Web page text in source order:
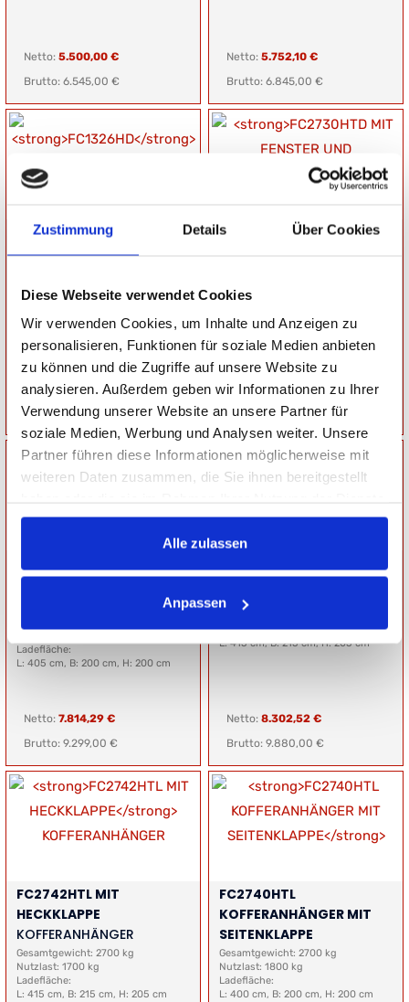
Zustimmung Details Über Cookies
Diese Webseite verwendet Cookies
Wir verwenden Cookies, um Inhalte und Anzeigen zu
personalisieren, Funktionen für soziale Medien anbieten
zu können und die Zugriffe auf unsere Website zu
analysieren. Außerdem geben wir Informationen zu Ihrer
Verwendung unserer Website an unsere Partner für
soziale Medien, Werbung und Analysen weiter. Unsere
Partner führen diese Informationen möglicherweise mit
weiteren Daten zusammen, die Sie ihnen bereitgestellt
gesammelt haben.
Alle zulassen
Anpassen
Netto: 5.500,00 €
Brutto: 6.545,00 €
Netto: 5.752,10 €
Brutto: 6.845,00 €
FC1326HD
KOFFERANHÄNGER MIT 3
Gesamtgewicht: 1300 kg
Ladefläche:
Netto:5.941,18 €
Brutto: 7.070,00 €
FC2730HTD MIT FENSTER
HOCHLADER
Gesamtgewicht: 2700 kg
Ladefläche:
L: 300 cm, B: 180 cm, H: 180 cm
Netto:6.121,85 €
Brutto: 7.285,00 €
FCS2740/200HTL
Kofferanhänger
Ladefläche:
L: 405 cm, B: 200 cm, H: 200 cm
Netto: 7.814,29 €
Brutto: 9.299,00 €
Gesamtgewicht: 2700 kg
Ladefläche:
L: 415 cm, B: 215 cm, H: 205 cm
Netto: 8.302,52 €
Brutto: 9.880,00 €
FC2742HTL MIT
HECKKLAPPE
KOFFERANHÄNGER
Gesamtgewicht: 2700 kg
Nutzlast: 1700 kg
Ladefläche:
L: 415 cm, B: 215 cm, H: 205 cm
FC2740HTL
KOFFERANHÄNGER MIT
SEITENKLAPPE
Gesamtgewicht: 2700 kg
Nutzlast: 1800 kg
Ladefläche:
L: 400 cm, B: 200 cm, H: 200 cm